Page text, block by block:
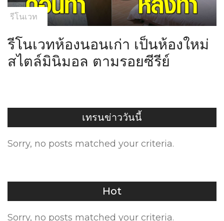
รีโนเวท
รีโนเวทห้องนอนเก่า เป็นห้องใหม่
สไตล์มินิมอล ตามรอยซีรีย์
เทรนข่าววันนี้
Sorry, no posts matched your criteria.
Hot
Sorry, no posts matched your criteria.